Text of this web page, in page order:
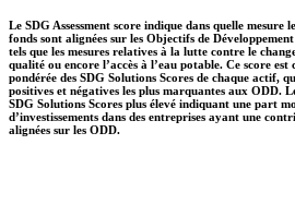
Le SDG Assessment score indique dans quelle mesure
fonds sont alignées sur les Objectifs de
tels que les mesures relatives à la lutte contre le
qualité ou encore l’accès à l’eau potable. Ce score est
pondérée des SDG Solutions Scores de chaque actif,
positives et négatives les plus marquantes aux ODD.
SDG Solutions Scores plus élevé indiquant une part
d’investissements dans des entreprises ayant une
alignées sur les ODD.